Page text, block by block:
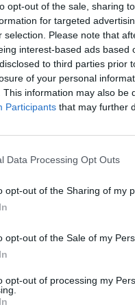
opt-out of the sale, sharing
for targeted
selection. Please note that
interest-based ads
to third parties prior
of your personal
This information may also be
Participants that may further
Data Processing Opt Outs
opt-out of the Sharing of my
opt-out of the Sale of my
opt-out of processing my
solo in Germania)
del gruppo
di tecnici Infiniti: un
una bella coppia
a 1750 giri. Anche
più che
ai 56.500 euro.
Rudy